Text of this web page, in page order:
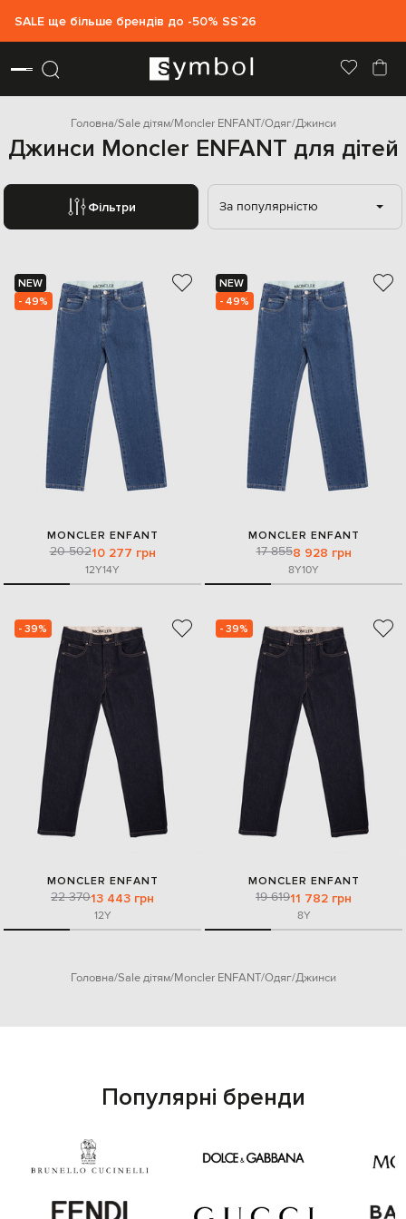
SALE ще більше брендів до -50% SS`26
Головна Sale дітям Moncler ENFANT Одяг Джинси
Джинси Moncler ENFANT для дітей
Фільтри За популярністю
NEW
- 49%
MONCLER ENFANT
20 50210 277 грн
12Y14Y
NEW
- 49%
MONCLER ENFANT
17 8558 928 грн
8Y10Y
- 39%
MONCLER ENFANT
22 37013 443 грн
12Y
- 39%
MONCLER ENFANT
19 61911 782 грн
8Y
Головна Sale дітям Moncler ENFANT Одяг Джинси
Популярні бренди